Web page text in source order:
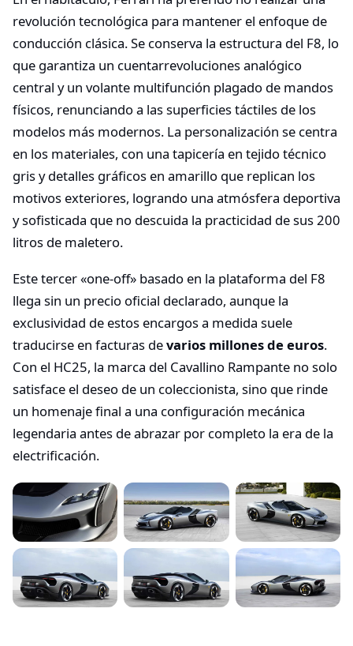
revolución tecnológica para mantener el enfoque de
conducción clásica. Se conserva la estructura del F8, lo
que garantiza un cuentarrevoluciones analógico
central y un volante multifunción plagado de mandos
físicos, renunciando a las superficies táctiles de los
modelos más modernos. La personalización se centra
en los materiales, con una tapicería en tejido técnico
gris y detalles gráficos en amarillo que replican los
motivos exteriores, logrando una atmósfera deportiva
y sofisticada que no descuida la practicidad de sus 200
litros de maletero.
Este tercer «one-off» basado en la plataforma del F8
llega sin un precio oficial declarado, aunque la
exclusividad de estos encargos a medida suele
traducirse en facturas devarios millones de euros.
Con el HC25, la marca del Cavallino Rampante no solo
satisface el deseo de un coleccionista, sino que rinde
un homenaje final a una configuración mecánica
legendaria antes de abrazar por completo la era de la
electrificación.